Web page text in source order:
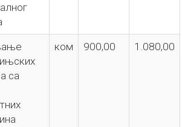
са
ком 900,00 1.080,00